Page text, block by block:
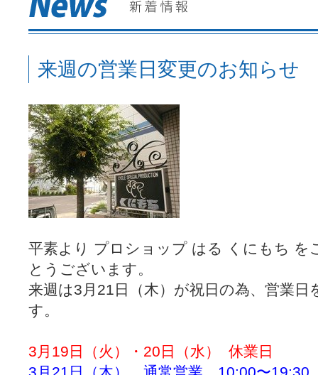
来週の営業日変更のお知らせ
平素より プロショップ はる くにもち を
とうございます。
来週は3月21日（木）が祝日の為、営業日
す。
3月19日（火）・20日（水） 休業日